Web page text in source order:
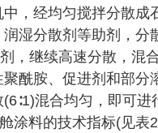
，经均匀搅拌分散
湿分散剂等助剂，
，继续高速分散，混
酰胺、促进剂和部
混合均匀，即可进
涂料的技术指标(见表